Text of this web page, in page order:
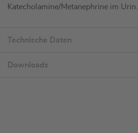
Katecholamine/Metanephrine im Urin.
Technische Daten
Downloads